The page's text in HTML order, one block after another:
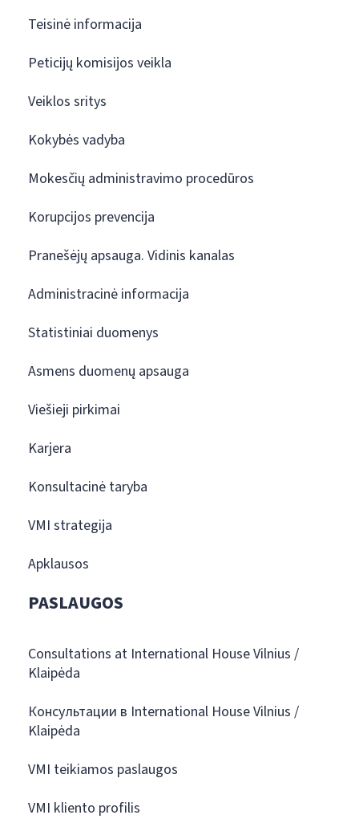
Teisinė informacija
Peticijų komisijos veikla
Veiklos sritys
Kokybės vadyba
Mokesčių administravimo procedūros
Korupcijos prevencija
Pranešėjų apsauga. Vidinis kanalas
Administracinė informacija
Statistiniai duomenys
Asmens duomenų apsauga
Viešieji pirkimai
Karjera
Konsultacinė taryba
VMI strategija
Apklausos
PASLAUGOS
Consultations at International House Vilnius /
Klaipėda
Консультации в International House Vilnius /
Klaipėda
VMI teikiamos paslaugos
VMI kliento profilis